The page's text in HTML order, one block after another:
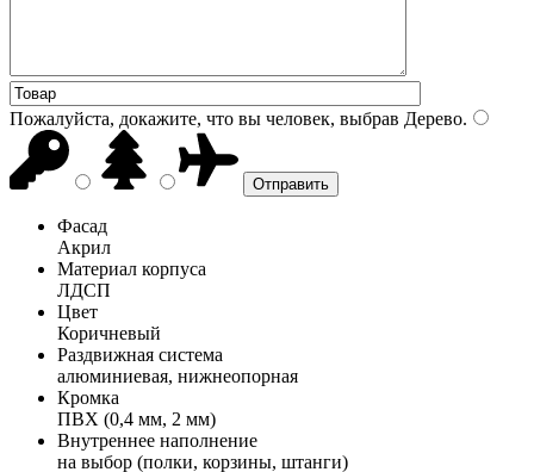
Пожалуйста, докажите, что вы человек, выбрав Дерево.
Фасад
Акрил
Материал корпуса
ЛДСП
Цвет
Коричневый
Раздвижная система
алюминиевая, нижнеопорная
Кромка
ПВХ (0,4 мм, 2 мм)
Внутреннее наполнение
на выбор (полки, корзины, штанги)